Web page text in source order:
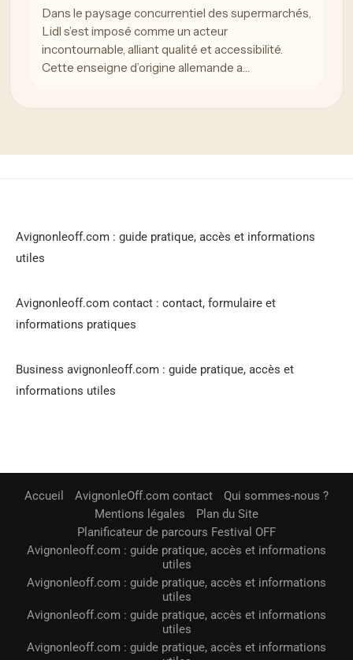
Dans le paysage concurrentiel des supermarchés,
Lidl s’est imposé comme un acteur
incontournable, alliant qualité et accessibilité.
Cette enseigne d’origine allemande a…
Avignonleoff.com : guide pratique, accès et informations
utiles
Avignonleoff.com contact : contact, formulaire et
informations pratiques
Business avignonleoff.com : guide pratique, accès et
informations utiles
Accueil AvignonleOff.com contact
Qui sommes-nous ?
Mentions légales
Plan du Site
Planificateur de parcours Festival OFF
Avignonleoff.com : guide pratique, accès et informations
utiles
Avignonleoff.com : guide pratique, accès et informations
utiles
Avignonleoff.com : guide pratique, accès et informations
utiles
Avignonleoff.com : guide pratique, accès et informations